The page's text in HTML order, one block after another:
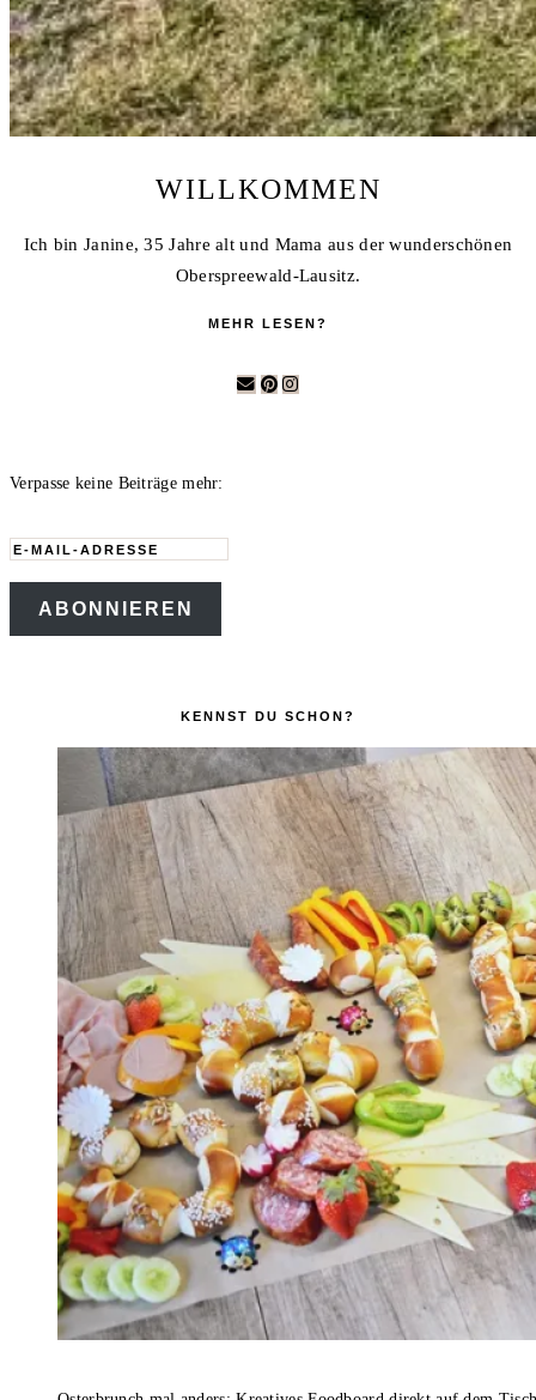
WILLKOMMEN
Ich bin Janine, 35 Jahre alt und Mama aus der wunderschönen
Oberspreewald-Lausitz.
MEHR LESEN?
Verpasse keine Beiträge mehr:
E-
Mail-
Adresse
ABONNIEREN
KENNST DU SCHON?